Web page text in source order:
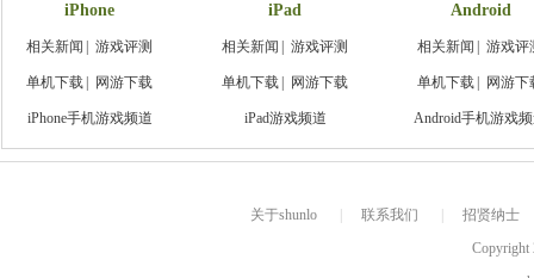
iPhone
相关新闻 游戏评测
单机下载 网游下载
iPhone手机游戏频道
iPad
相关新闻 游戏评测
单机下载 网游下载
iPad游戏频道
Android
相关新闻 游戏评
单机下载 网游下
Android手机游戏
关于shunlo 联系我们
招贤纳士
Copyright